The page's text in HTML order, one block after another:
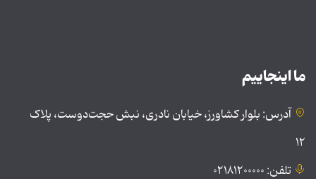
ما اینجاییم
آدرس: بلوار کشاورز، خیابان نادری، نبش حجت‌دوست، پلاک
۱۲
تلفن: ۰۲۱۸۱۲۰۰۰۰۰